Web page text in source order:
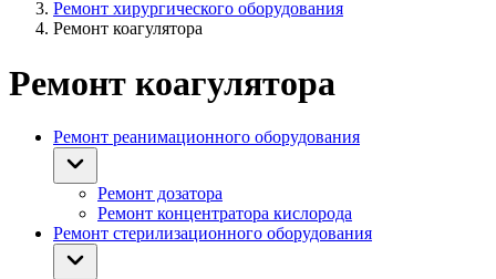
Ремонт хирургического оборудования
Ремонт коагулятора
Ремонт коагулятора
Ремонт реанимационного оборудования
Ремонт дозатора
Ремонт концентратора кислорода
Ремонт стерилизационного оборудования